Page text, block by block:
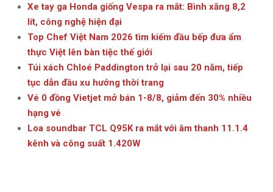
Xe tay ga Honda giống Vespa ra mắt: Bình xăng 8,2
lít, công nghệ hiện đại
Top Chef Việt Nam 2026 tìm kiếm đầu bếp đưa ẩm
thực Việt lên bàn tiệc thế giới
Túi xách Chloé Paddington trở lại sau 20 năm, tiếp
tục dẫn đầu xu hướng thời trang
Vé 0 đồng Vietjet mở bán 1-8/8, giảm đến 30% nhiều
hạng vé
Loa soundbar TCL Q95K ra mắt với âm thanh 11.1.4
kênh và công suất 1.420W